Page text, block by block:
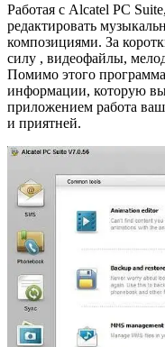
Работая с Alcatel PC
редактировать
композициями. За
силу , видеофайлы,
Помимо этого
информации, которую
приложением работа
и приятней.